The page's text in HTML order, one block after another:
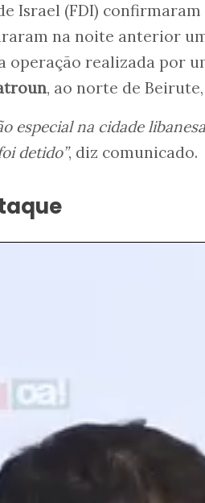
Israel (FDI) confirmaram
na noite anterior
operação realizada por
, ao norte de
especial na cidade
detido”, diz comunicado.